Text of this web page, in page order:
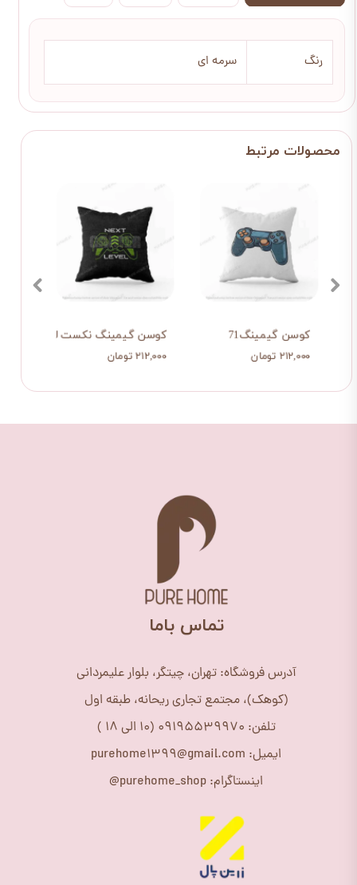
رنگ سرمه ای
کوسن گیمینگ نکست لول
۲۱۲,۰۰۰ تومان
کوسن گیمینگ71
۲۱۲,۰۰۰ تومان
​تماس باما
آدرس فروشگاه: تهران، چیتگر، بلوار علیمردانی
(کوهک)، مجتمع تجاری ریحانه، طبقه اول
تلفن: 09195539970 (10 الی 18 )
ایمیل: purehome1399@gmail.com
اینستاگرام: purehome_shop@